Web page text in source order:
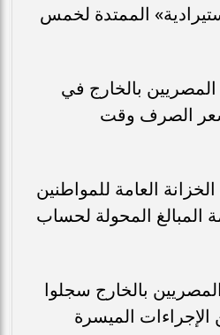
الممتدة لخمس
بالخارج في
الصرف وقت
العامة للمواطنين
المبالغ المحولة لحساب
من المصريين بالخارج سجلوا
الإجراءات الميسرة